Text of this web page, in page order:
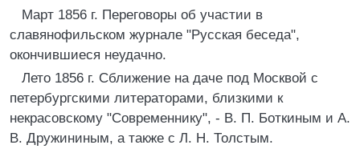
Март 1856 г. Переговоры об участии в
славянофильском журнале "Русская беседа",
окончившиеся неудачно.
Лето 1856 г. Сближение на даче под Москвой с
петербургскими литераторами, близкими к
некрасовскому "Современнику", - В. П. Боткиным и А.
В. Дружининым, а также с Л. Н. Толстым.